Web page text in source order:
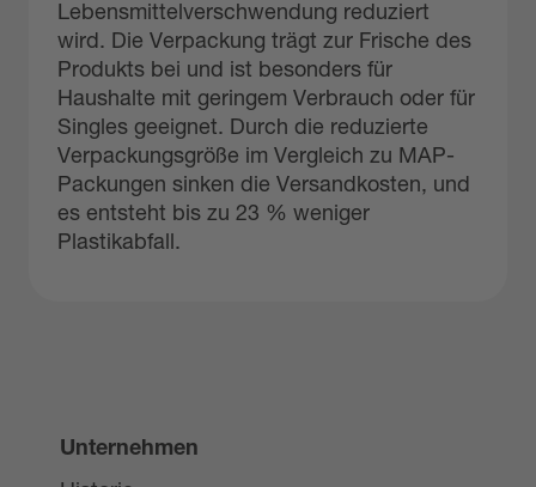
Lebensmittelverschwendung reduziert
wird. Die Verpackung trägt zur Frische des
Produkts bei und ist besonders für
Haushalte mit geringem Verbrauch oder für
Singles geeignet. Durch die reduzierte
Verpackungsgröße im Vergleich zu MAP-
Packungen sinken die Versandkosten, und
es entsteht bis zu 23 % weniger
Plastikabfall.
Unternehmen